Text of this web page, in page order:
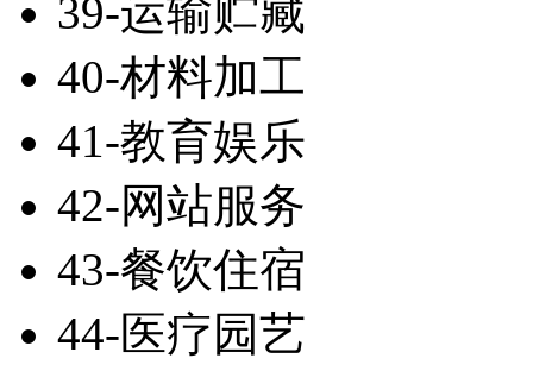
39-运输贮藏
40-材料加工
41-教育娱乐
42-网站服务
43-餐饮住宿
44-医疗园艺